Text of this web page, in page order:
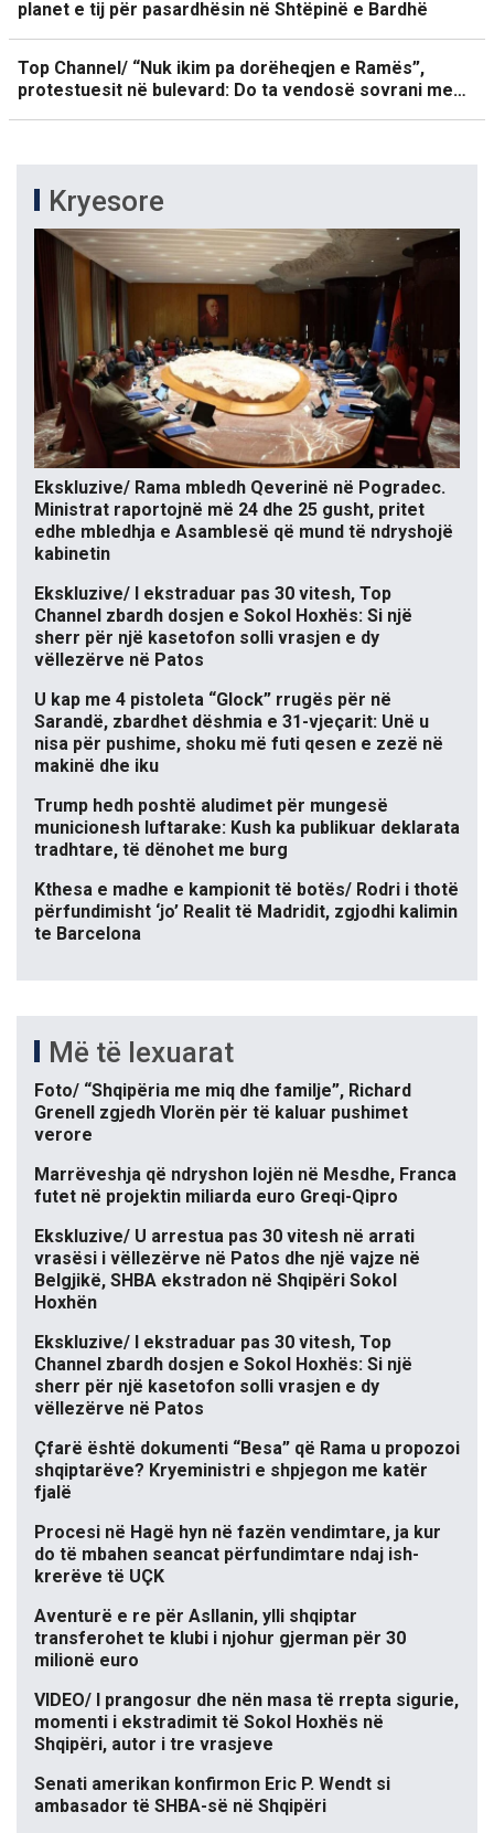
planet e tij për pasardhësin në Shtëpinë e Bardhë
Top Channel/ “Nuk ikim pa dorëheqjen e Ramës”,
protestuesit në bulevard: Do ta vendosë sovrani me…
Kryesore
Ekskluzive/ Rama mbledh Qeverinë në Pogradec.
Ministrat raportojnë më 24 dhe 25 gusht, pritet
edhe mbledhja e Asamblesë që mund të ndryshojë
kabinetin
Ekskluzive/ I ekstraduar pas 30 vitesh, Top
Channel zbardh dosjen e Sokol Hoxhës: Si një
sherr për një kasetofon solli vrasjen e dy
vëllezërve në Patos
U kap me 4 pistoleta “Glock” rrugës për në
Sarandë, zbardhet dëshmia e 31-vjeçarit: Unë u
nisa për pushime, shoku më futi qesen e zezë në
makinë dhe iku
Trump hedh poshtë aludimet për mungesë
municionesh luftarake: Kush ka publikuar deklarata
tradhtare, të dënohet me burg
Kthesa e madhe e kampionit të botës/ Rodri i thotë
përfundimisht ‘jo’ Realit të Madridit, zgjodhi kalimin
te Barcelona
Më të lexuarat
Foto/ “Shqipëria me miq dhe familje”, Richard
Grenell zgjedh Vlorën për të kaluar pushimet
verore
Marrëveshja që ndryshon lojën në Mesdhe, Franca
futet në projektin miliarda euro Greqi-Qipro
Ekskluzive/ U arrestua pas 30 vitesh në arrati
vrasësi i vëllezërve në Patos dhe një vajze në
Belgjikë, SHBA ekstradon në Shqipëri Sokol
Hoxhën
Ekskluzive/ I ekstraduar pas 30 vitesh, Top
Channel zbardh dosjen e Sokol Hoxhës: Si një
sherr për një kasetofon solli vrasjen e dy
vëllezërve në Patos
Çfarë është dokumenti “Besa” që Rama u propozoi
shqiptarëve? Kryeministri e shpjegon me katër
fjalë
Procesi në Hagë hyn në fazën vendimtare, ja kur
do të mbahen seancat përfundimtare ndaj ish-
krerëve të UÇK
Aventurë e re për Asllanin, ylli shqiptar
transferohet te klubi i njohur gjerman për 30
milionë euro
VIDEO/ I prangosur dhe nën masa të rrepta sigurie,
momenti i ekstradimit të Sokol Hoxhës në
Shqipëri, autor i tre vrasjeve
Senati amerikan konfirmon Eric P. Wendt si
ambasador të SHBA-së në Shqipëri